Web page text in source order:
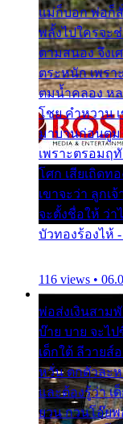
แม่ก็บอก พ่อก็
พลั้งไปใครจะ
ตามสนอง จึงเ
ตระหนัก เพร
ตมน้ำคลอง ห
โชย คำหวาน
มาบานก่อนตูม
เพราะตรอมฤ
โศก เสียเถิดท
เขาจะว่า ลูกเ
จะตั้งชื่อให้ ว่า
บัวทองร้องไห้
116 views •
พ่อส่งเงินสาม
บ๊าย บาย จะไป
เด็กใต้ ลีวายส์
หวั่น ตกตัวละ
และต้องรู้ว่า เ
ยวน กวนโอ๊ยพ